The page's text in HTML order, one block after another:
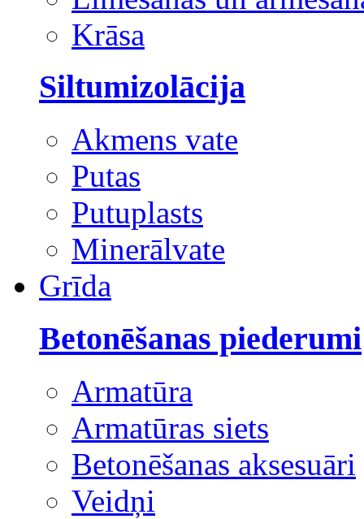
Krāsa
Siltumizolācija
Akmens vate
Putas
Putuplasts
Minerālvate
Grīda
Betonēšanas piederumi
Armatūra
Armatūras siets
Betonēšanas aksesuāri
Veidņi